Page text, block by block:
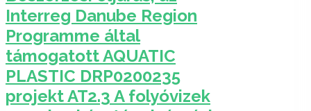
Interreg Danube Region
Programme által
támogatott AQUATIC
PLASTIC DRP0200235
projekt AT2.3 A folyóvizek